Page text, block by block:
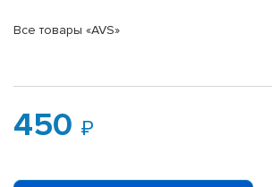
Все товары «AVS»
450